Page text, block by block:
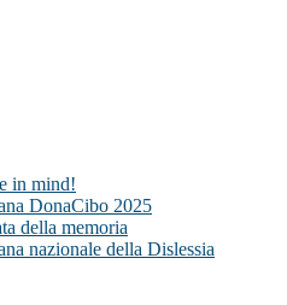
in mind!
DonaCibo 2025
della memoria
nazionale della Dislessia